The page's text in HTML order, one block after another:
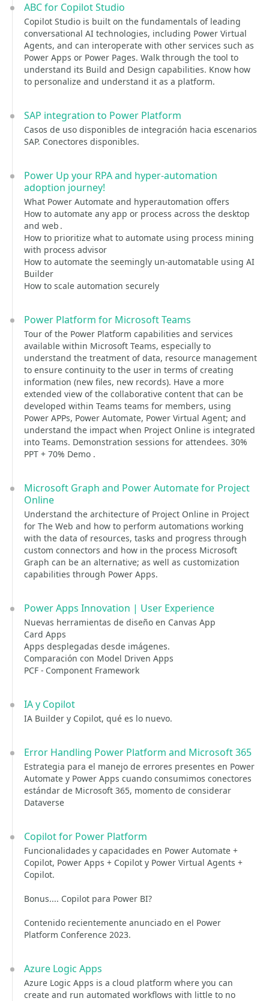
ABC for Copilot Studio
Copilot Studio is built on the fundamentals of leading
conversational AI technologies, including Power Virtual
Agents, and can interoperate with other services such as
Power Apps or Power Pages. Walk through the tool to
understand its Build and Design capabilities. Know how
to personalize and understand it as a platform.
SAP integration to Power Platform
Casos de uso disponibles de integración hacia escenarios
SAP. Conectores disponibles.
Power Up your RPA and hyper-automation
adoption journey!
What Power Automate and hyperautomation offers
How to automate any app or process across the desktop
and web .
How to prioritize what to automate using process mining
with process advisor
How to automate the seemingly un-automatable using AI
Builder
How to scale automation securely
Power Platform for Microsoft Teams
Tour of the Power Platform capabilities and services
available within Microsoft Teams, especially to
understand the treatment of data, resource management
to ensure continuity to the user in terms of creating
information (new files, new records). Have a more
extended view of the collaborative content that can be
developed within Teams teams for members, using
Power APPs, Power Automate, Power Virtual Agent; and
understand the impact when Project Online is integrated
into Teams. Demonstration sessions for attendees. 30%
PPT + 70% Demo .
Microsoft Graph and Power Automate for Project
Online
Understand the architecture of Project Online in Project
for The Web and how to perform automations working
with the data of resources, tasks and progress through
custom connectors and how in the process Microsoft
Graph can be an alternative; as well as customization
capabilities through Power Apps.
Power Apps Innovation | User Experience
Nuevas herramientas de diseño en Canvas App
Card Apps
Apps desplegadas desde imágenes.
Comparación con Model Driven Apps
PCF - Component Framework
IA y Copilot
IA Builder y Copilot, qué es lo nuevo.
Error Handling Power Platform and Microsoft 365
Estrategia para el manejo de errores presentes en Power
Automate y Power Apps cuando consumimos conectores
estándar de Microsoft 365, momento de considerar
Dataverse
Copilot for Power Platform
Funcionalidades y capacidades en Power Automate +
Copilot, Power Apps + Copilot y Power Virtual Agents +
Copilot.
Bonus.... Copilot para Power BI?
Contenido recientemente anunciado en el Power
Platform Conference 2023.
Azure Logic Apps
Azure Logic Apps is a cloud platform where you can
create and run automated workflows with little to no